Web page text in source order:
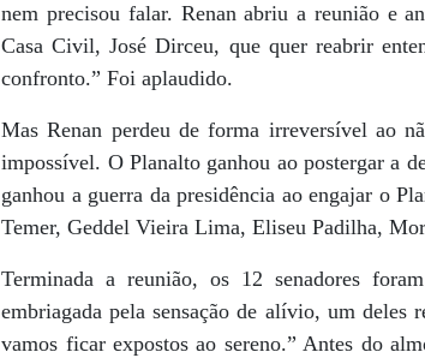
nem precisou falar. Renan abriu a reunião e
Casa Civil, José Dirceu, que quer reabrir
confronto.” Foi aplaudido.
Mas Renan perdeu de forma irreversível ao
impossível. O Planalto ganhou ao postergar a
ganhou a guerra da presidência ao engajar o
Temer, Geddel Vieira Lima, Eliseu Padilha,
Terminada a reunião, os 12 senadores
embriagada pela sensação de alívio, um deles
vamos ficar expostos ao sereno.” Antes do